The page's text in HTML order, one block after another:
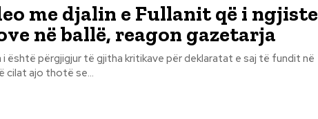
me djalin e Fullanit që i ngjiste
në ballë, reagon gazetarja
është përgjigjur të gjitha kritikave për deklaratat e saj të fundit në
cilat ajo thotë se...